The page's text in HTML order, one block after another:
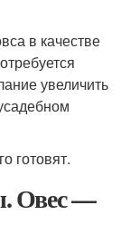
в качестве
увеличить
готовят.
Овес —